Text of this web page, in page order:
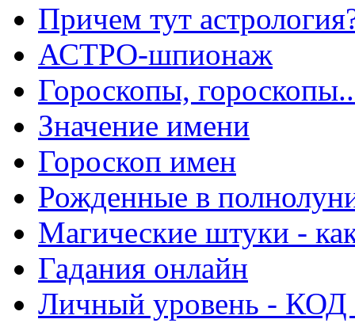
Причем тут
АСТРО-шпионаж
Гороскопы,
Значение имени
Гороскоп имен
Рожденные в
Магические штуки -
Гадания онлайн
Личный уровень - КОД